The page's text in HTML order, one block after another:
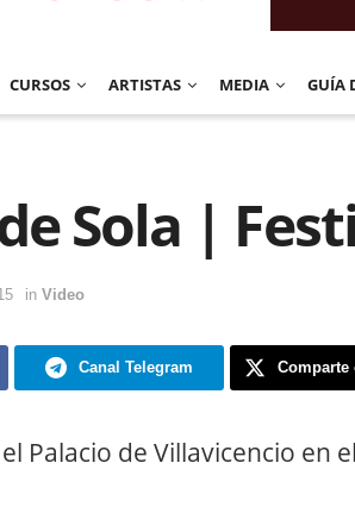
CURSOS ARTISTAS MEDIA GUÍA
Sola |
in Video
Canal Telegram Comparte
Palacio de Villavicencio en